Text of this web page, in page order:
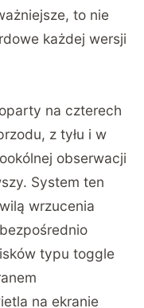
to nie
każdej wersji
na czterech
z tyłu i w
obserwacji
System ten
wrzucenia
typu toggle
na ekranie